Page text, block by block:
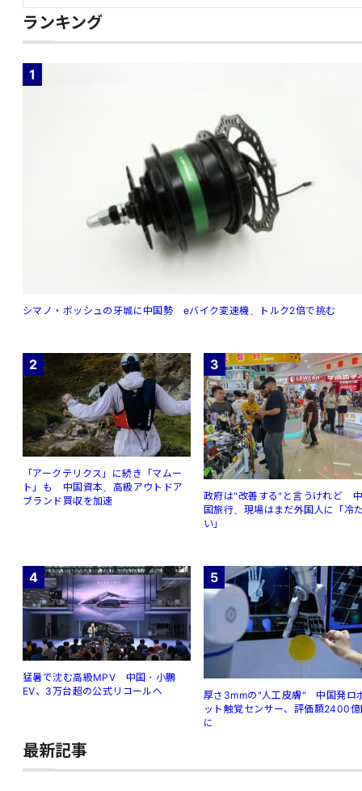
ランキング
1
シマノ・ボッシュの牙城に中国勢 eバイク変速機、トルク2倍で挑む
2
「アークテリクス」に続き「マムー
ト」も 中国資本、高級アウトドア
ブランド買収を加速
3
政府は"改善する"と言うけれど
国旅行、現場はまだ外国人に「冷
い」
4
猛暑で沈む高級MPV 中国・小鵬
EV、3万台超の公式リコールへ
5
厚さ3mmの"人工皮膚" 中国発ロ
ット触覚センサー、評価額2400
に
最新記事